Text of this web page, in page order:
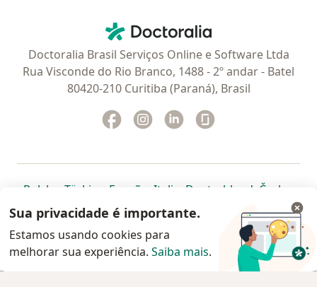
Doctoralia - Homepage
Doctoralia Brasil Serviços Online e Software Ltda
Rua Visconde do Rio Branco, 1488 - 2º andar - Batel
80420-210 Curitiba (Paraná), Brasil
Facebook
abre num novo separador
Instagram
abre num novo separador
Linkedin
abre num novo
Polska abre num novo separador
Türkiye abre num novo separador
España abre num novo separador
Italia abre num novo
Deutschlandabre num
Česko
Portugal abre num novo separador
, México abre num novo separador
, abre num novo separador
Brasil abre num novoabre num
abre
Colombia abre num novo
www.doctoralia.com.br © 2026 - Agende agora sua
Sua privacidade é importante.
Estamos usando cookies para
melhorar sua experiência. Saiba mais.